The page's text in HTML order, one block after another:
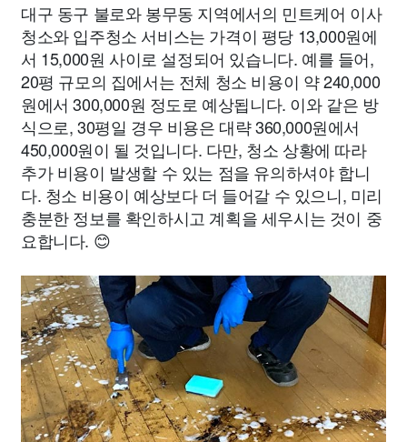
대구 동구 불로와 봉무동 지역에서의 민트케어 이사
청소와 입주청소 서비스는 가격이 평당 13,000원에
서 15,000원 사이로 설정되어 있습니다. 예를 들어,
20평 규모의 집에서는 전체 청소 비용이 약 240,000
원에서 300,000원 정도로 예상됩니다. 이와 같은 방
식으로, 30평일 경우 비용은 대략 360,000원에서
450,000원이 될 것입니다. 다만, 청소 상황에 따라
추가 비용이 발생할 수 있는 점을 유의하셔야 합니
다. 청소 비용이 예상보다 더 들어갈 수 있으니, 미리
충분한 정보를 확인하시고 계획을 세우시는 것이 중
요합니다. 😊